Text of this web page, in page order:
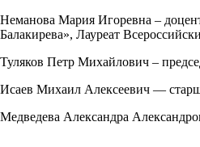
Неманова Мария Игоревна –
Балакирева», Лауреат
Туляков Петр Михайлович –
Исаев Михаил Алексеевич —
Медведева Александра